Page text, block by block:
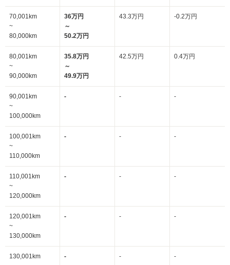
70,001km
~
80,000km
36万円
～
50.2万円
43.3万円 -0.2万円
80,001km
~
90,000km
35.8万円
～
49.9万円
42.5万円 0.4万円
90,001km
~
100,000km
- - -
100,001km
~
110,000km
- - -
110,001km
~
120,000km
- - -
120,001km
~
130,000km
- - -
130,001km
- - -